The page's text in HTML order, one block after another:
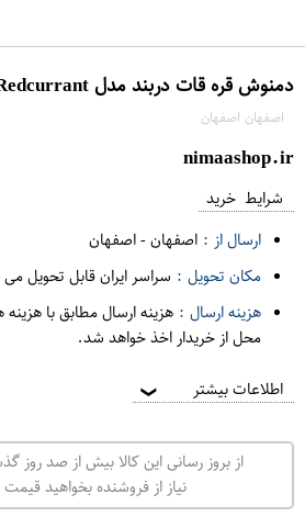
دمنوش قره قات دربند مدل Redcurrant بسته 20 عددی
اصفهان اصفهان
nimaashop.ir
شرایط خرید
ارسال از : اصفهان-اصفهان
مکان تحویل : سراسر ایران قابل تحویل
هزینه ارسال : هزینه ارسال مطابق با
محل از خریدار اخذ خواهد شد.
اطلاعات بیشتر ❯
از بروز رسانی این کالا بیش از صد
نیاز از فروشنده بخواهید قیمت